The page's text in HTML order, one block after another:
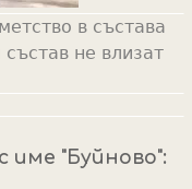
в състава
не влизат
име "Буйново":